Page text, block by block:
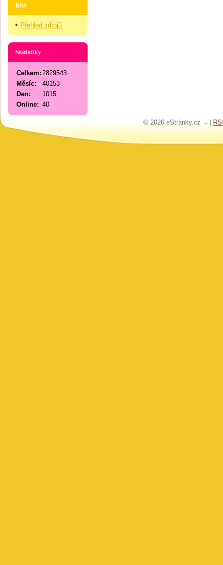
RSS
Přehled zdrojů
Statistiky
Online: 40
Celkem: 2829543
Měsíc:
40153
Den:
1015
© 2026 eStránky.cz